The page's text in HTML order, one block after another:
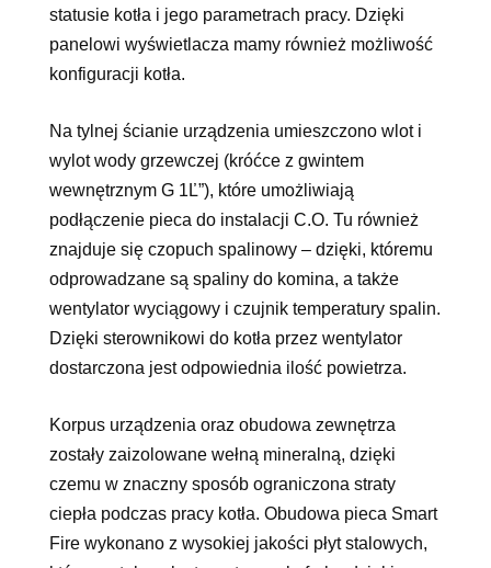
statusie kotła i jego parametrach pracy. Dzięki
panelowi wyświetlacza mamy również możliwość
konfiguracji kotła.
Na tylnej ścianie urządzenia umieszczono wlot i
wylot wody grzewczej (króćce z gwintem
wewnętrznym G 1Ľ”), które umożliwiają
podłączenie pieca do instalacji C.O. Tu również
znajduje się czopuch spalinowy – dzięki, któremu
odprowadzane są spaliny do komina, a także
wentylator wyciągowy i czujnik temperatury spalin.
Dzięki sterownikowi do kotła przez wentylator
dostarczona jest odpowiednia ilość powietrza.
Korpus urządzenia oraz obudowa zewnętrza
zostały zaizolowane wełną mineralną, dzięki
czemu w znaczny sposób ograniczona straty
ciepła podczas pracy kotła. Obudowa pieca Smart
Fire wykonano z wysokiej jakości płyt stalowych,